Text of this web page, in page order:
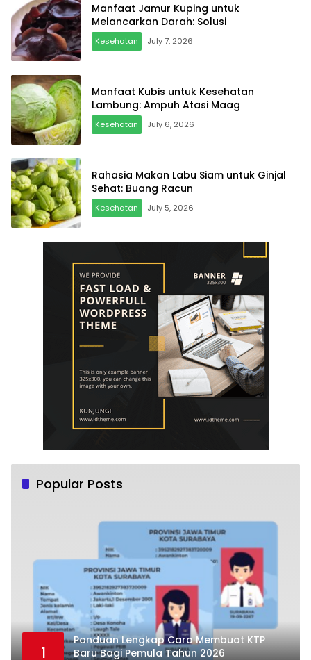
Manfaat Jamur Kuping untuk
Melancarkan Darah: Solusi
Kesehatan July 7, 2026
Manfaat Kubis untuk Kesehatan
Lambung: Ampuh Atasi Maag
Kesehatan July 6, 2026
Rahasia Makan Labu Siam untuk Ginjal
Sehat: Buang Racun
Kesehatan July 5, 2026
Popular Posts
1
Panduan Lengkap Cara Membuat KTP
Baru Bagi Pemula Tahun 2026